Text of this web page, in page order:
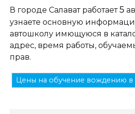
В городе Салават работает5
узнаете основную
автошколу имющуюся в
адрес, время работы,
прав.
Цены на обучение вождению в